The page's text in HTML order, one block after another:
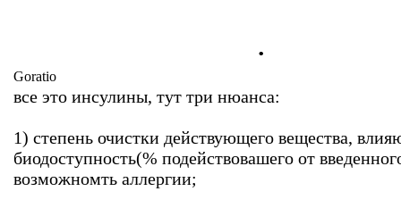
.
Goratio
все это инсулины, тут три нюанса:
1) степень очистки действующего вещества,
биодоступность(% подействовашего от
возможномть аллергии;